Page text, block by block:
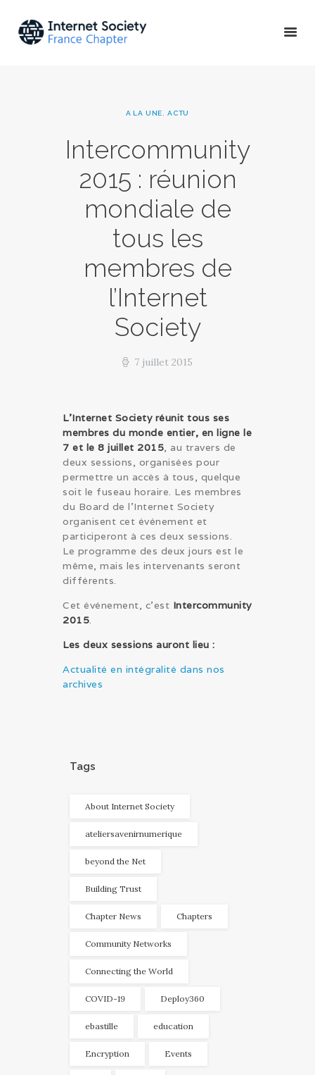
A LA UNE ACTU
Intercommunity
2015 : réunion
mondiale de
tous les
membres de
l’Internet
Society
7 juillet 2015
ACTU & ÉVÉNEMENTS
A PROPOS
L'Internet Society réunit tous ses
membres du monde entier, en ligne le
7 et le 8 juillet 2015, au travers de
deux sessions, organisées pour
permettre un accès à tous, quelque
soit le fuseau horaire. Les membres
du Board de l'Internet Society
organisent cet événement et
participeront à ces deux sessions.
Le programme des deux jours est le
même, mais les intervenants seront
différents.
Cet événement, c’est Intercommunity
2015.
Les deux sessions auront lieu :
Actualité en intégralité dans nos
archives
Tags
About Internet Society
ateliersavenirnumerique
beyond the Net
Building Trust
Chapter News Chapters
Community Networks
Connecting the World
COVID-19 Deploy360
ebastille education
Encryption Events